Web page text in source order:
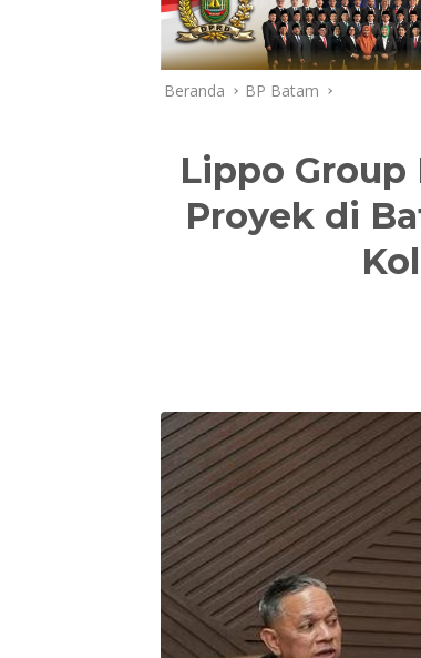
Beranda BP Batam
Lippo Group
Proyek di